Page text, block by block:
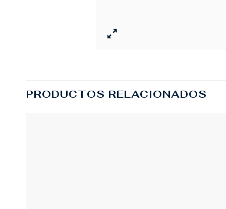
PRODUCTOS RELACIONADOS